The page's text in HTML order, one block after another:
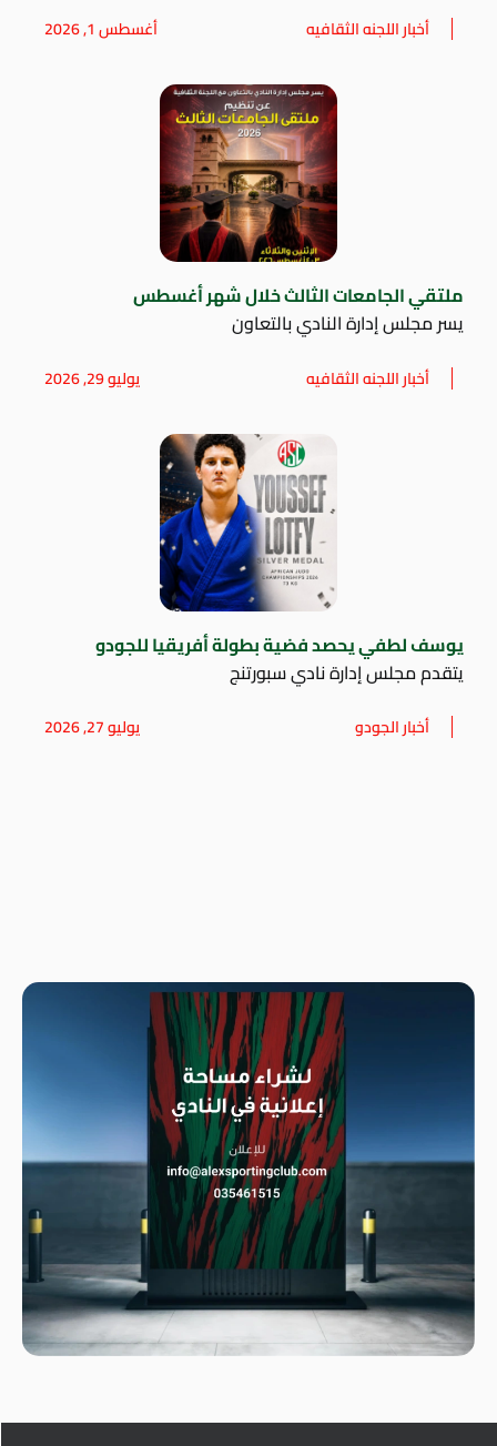
أخبار اللجنه الثقافيه أغسطس 1, 2026
ملتقي الجامعات الثالث خلال شهر أغسطس
يسر مجلس إدارة النادي بالتعاون
أخبار اللجنه الثقافيه يوليو 29, 2026
يوسف لطفي يحصد فضية بطولة أفريقيا للجودو
يتقدم مجلس إدارة نادي سبورتنج
أخبار الجودو يوليو 27, 2026